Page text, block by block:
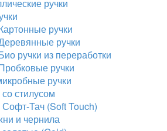
ручки
ручки
ручки
ручки из переработки
ручки
ручки
стилусом
Софт-Тач (Soft Touch)
и чернила